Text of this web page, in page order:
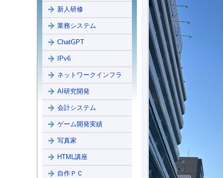
新人研修
業務システム
ChatGPT
IPv6
ネットワークインフラ
AI研究開発
会計システム
ゲーム開発実績
写真家
HTML講座
自作ＰＣ